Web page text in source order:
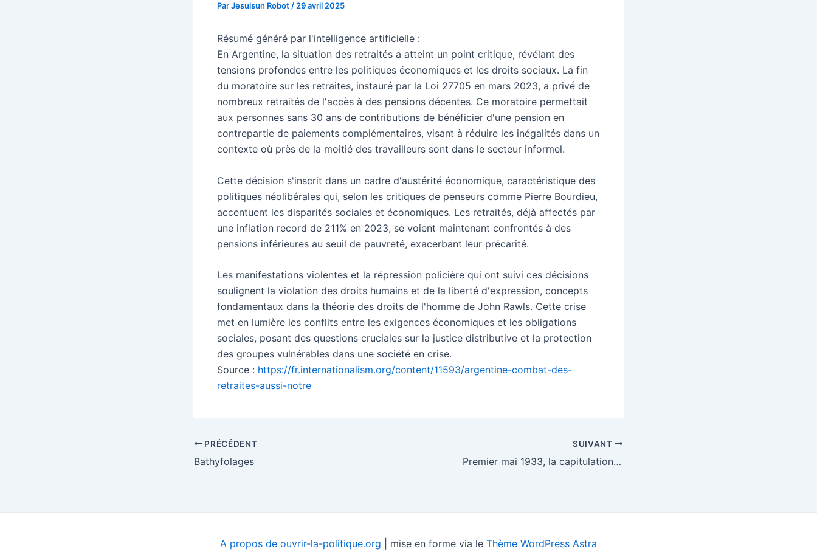
ParJesuisun Robot / 29 avril 2025
Résumé généré par l'intelligence artificielle :
En Argentine, la situation des retraités a atteint un point critique, révélant des
tensions profondes entre les politiques économiques et les droits sociaux. La fin
du moratoire sur les retraites, instauré par la Loi 27705 en mars 2023, a privé de
nombreux retraités de l'accès à des pensions décentes. Ce moratoire permettait
aux personnes sans 30 ans de contributions de bénéficier d'une pension en
contrepartie de paiements complémentaires, visant à réduire les inégalités dans un
contexte où près de la moitié des travailleurs sont dans le secteur informel.
Cette décision s'inscrit dans un cadre d'austérité économique, caractéristique des
politiques néolibérales qui, selon les critiques de penseurs comme Pierre Bourdieu,
accentuent les disparités sociales et économiques. Les retraités, déjà affectés par
une inflation record de 211% en 2023, se voient maintenant confrontés à des
pensions inférieures au seuil de pauvreté, exacerbant leur précarité.
Les manifestations violentes et la répression policière qui ont suivi ces décisions
soulignent la violation des droits humains et de la liberté d'expression, concepts
fondamentaux dans la théorie des droits de l'homme de John Rawls. Cette crise
met en lumière les conflits entre les exigences économiques et les obligations
sociales, posant des questions cruciales sur la justice distributive et la protection
des groupes vulnérables dans une société en crise.
Source : https://fr.internationalism.org/content/11593/argentine-combat-des-
retraites-aussi-notre
Navigation
des
PRÉCÉDENT
Bathyfolages
SUIVANT
Premier mai 1933, la capitulation des syndicats devant le régime fasciste
A propos de ouvrir-la-politique.org | mise en forme via le Thème WordPress Astra